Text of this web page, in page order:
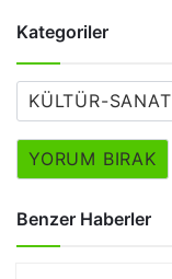
Kategoriler
KÜLTÜR-SANAT
YORUM BIRAK
Benzer Haberler